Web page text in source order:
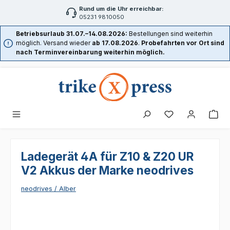
Zum Hauptinhalt springenRund um die Uhr erreichbar:
05231 9810050
Betriebsurlaub 31.07.–14.08.2026: Bestellungen sind weiterhin
möglich. Versand wieder ab 17.08.2026. Probefahrten vor Ort sind
nach Terminvereinbarung weiterhin möglich.
Ladegerät 4A für Z10 & Z20 UR
V2 Akkus der Marke neodrives
neodrives / Alber